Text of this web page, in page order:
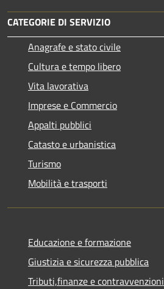
CATEGORIE DI SERVIZIO
Anagrafe e stato civile
Cultura e tempo libero
Vita lavorativa
Imprese e Commercio
Appalti pubblici
Catasto e urbanistica
Turismo
Mobilità e trasporti
Educazione e formazione
Giustizia e sicurezza pubblica
Tributi,finanze e contravvenzioni